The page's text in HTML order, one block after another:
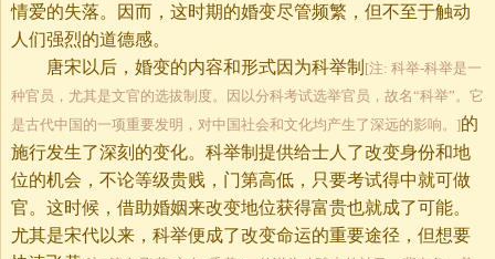
情爱的失落。因而，这时期的婚变尽管频繁，但不至于触动
人们强烈的道德感。
唐宋以后，婚变的内容和形式因为科举制 [注: 科举-科举是一
种官员，尤其是文官的选拔制度。因以分科考试选举官员，故名“科举”。它
是古代中国的一项重要发明，对中国社会和文化均产生了深远的影响。]的
施行发生了深刻的变化。科举制提供给士人了改变身份和地
位的机会，不论等级贵贱，门第高低，只要考试得中就可做
官。这时候，借助婚姻来改变地位获得富贵也就成了可能。
尤其是宋代以来，科举便成了改变命运的重要途径，但想要